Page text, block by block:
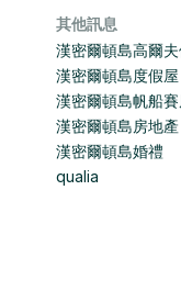
其他訊息
漢密爾頓島高爾
漢密爾頓島度假屋
漢密爾頓島帆船賽
漢密爾頓島房地產
漢密爾頓島婚禮
qualia